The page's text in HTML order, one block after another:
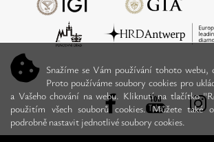
Snažíme se Vám používání tohoto
Proto používáme soubory cookies pro
a Vašeho chování na webu. Kliknutí na tlačítko
použitím všech souborů cookies. Můžete také
podrobně nastavit jednotlivé soubory cookies.